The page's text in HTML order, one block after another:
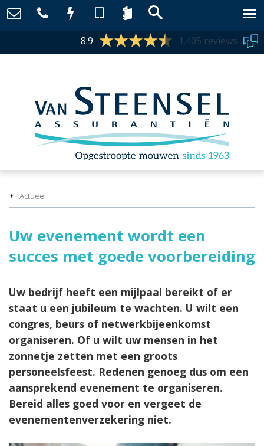
8.9 1.405 reviews
Actueel
Uw evenement wordt een
succes met goede voorbereiding
Uw bedrijf heeft een mijlpaal bereikt of er
staat u een jubileum te wachten. U wilt een
congres, beurs of netwerkbijeenkomst
organiseren. Of u wilt uw mensen in het
zonnetje zetten met een groots
personeelsfeest. Redenen genoeg dus om een
aansprekend evenement te organiseren.
Bereid alles goed voor en vergeet de
evenementenverzekering niet.